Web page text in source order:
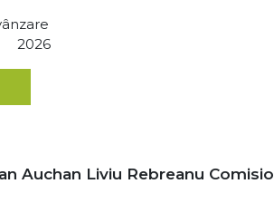
2026
Auchan Liviu Rebreanu